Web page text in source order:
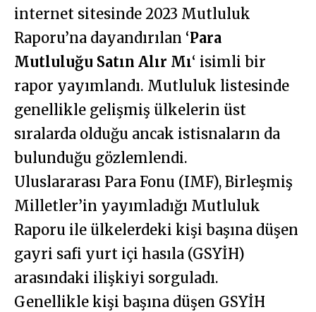
internet sitesinde 2023 Mutluluk
Raporu’na dayandırılan ‘Para
Mutluluğu Satın Alır Mı‘ isimli bir
rapor yayımlandı. Mutluluk listesinde
genellikle gelişmiş ülkelerin üst
sıralarda olduğu ancak istisnaların da
bulunduğu gözlemlendi.
Uluslararası Para Fonu (IMF), Birleşmiş
Milletler’in yayımladığı Mutluluk
Raporu ile ülkelerdeki kişi başına düşen
gayri safi yurt içi hasıla (GSYİH)
arasındaki ilişkiyi sorguladı.
Genellikle kişi başına düşen GSYİH